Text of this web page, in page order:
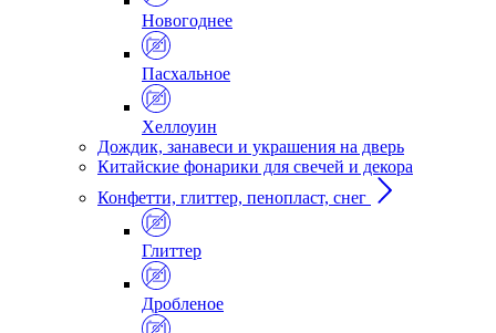
Новогоднее
Пасхальное
Хеллоуин
Дождик, занавеси и украшения на дверь
Китайские фонарики для свечей и декора
Конфетти, глиттер, пенопласт, снег
Глиттер
Дробленое